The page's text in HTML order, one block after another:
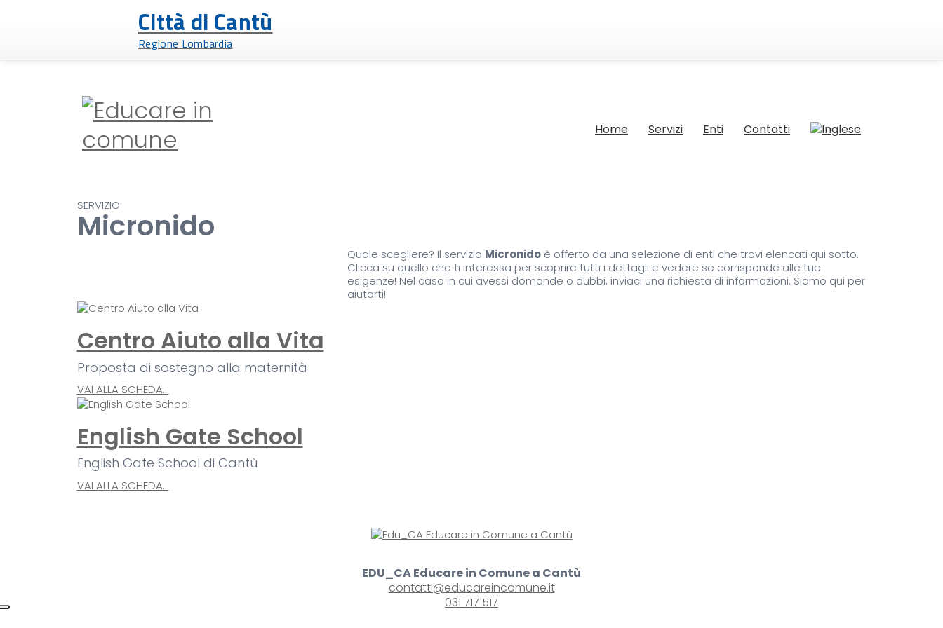
Città di Cantù
Regione Lombardia
Home Servizi Enti Contatti
SERVIZIO
Micronido
Quale scegliere? Il servizio Micronidoè offerto da una selezione di enti che trovi elencati qui sotto.
Clicca su quello che ti interessa per scoprire tutti i dettagli e vedere se corrisponde alle tue
esigenze! Nel caso in cui avessi domande o dubbi, inviaci una richiesta di informazioni. Siamo qui per
aiutarti!
Centro Aiuto alla Vita
Proposta di sostegno alla maternità
VAI ALLA SCHEDA...
English Gate School
English Gate School di Cantù
VAI ALLA SCHEDA...
EDU_CA Educare in Comune a Cantù
contatti@educareincomune.it
031 717 517